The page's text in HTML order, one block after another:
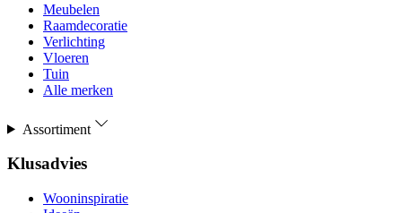
Meubelen
Raamdecoratie
Verlichting
Vloeren
Tuin
Alle merken
Assortiment
Klusadvies
Wooninspiratie